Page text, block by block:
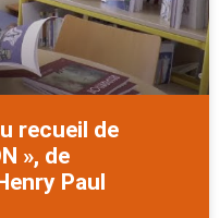
recueil de
», de
Paul